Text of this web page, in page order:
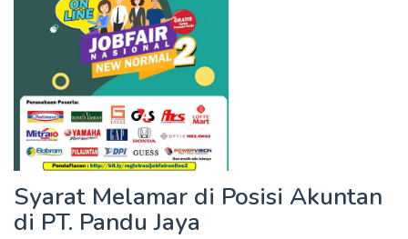
Syarat Melamar di Posisi Akuntan
di PT. Pandu Jaya